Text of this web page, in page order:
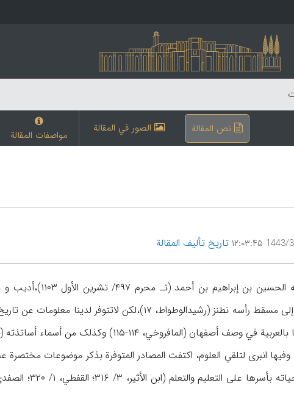
نص المقالة الصور في المقالة مواصفات المقالة
3/3 ۱۲:۰۳:۴۵ تاریخ تألیف المقالة
أبوعبدالله
الأدیب نفسه في شعر له إلی مسقط رأسه نطنز
(المافروخي، ۱۱۴-۱۱۵) وکذلک من أسماء أساتذته (ظ: السمعاني، ۱۳/ ۱۳۶-۱۳۷)
وفیها انبری لتلقي العلوم، اکتفت المصادر المتوفرة بذکر موضوعات